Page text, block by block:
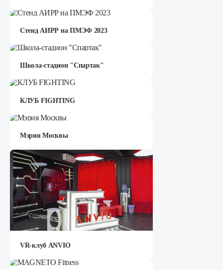
Стенд АИРР на ПМЭФ 2023
Школа-стадион "Спартак"
КЛУБ FIGHTING
Мэрия Москвы
VR-клуб ANVIO